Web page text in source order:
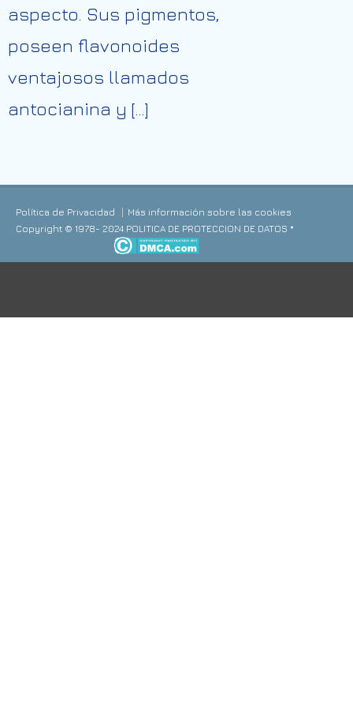
aspecto. Sus pigmentos,
poseen flavonoides
ventajosos llamados
antocianina y […]
Política de Privacidad
Más información sobre las cookies
Copyright © 1978- 2024 POLITICA DE PROTECCION DE DATOS *